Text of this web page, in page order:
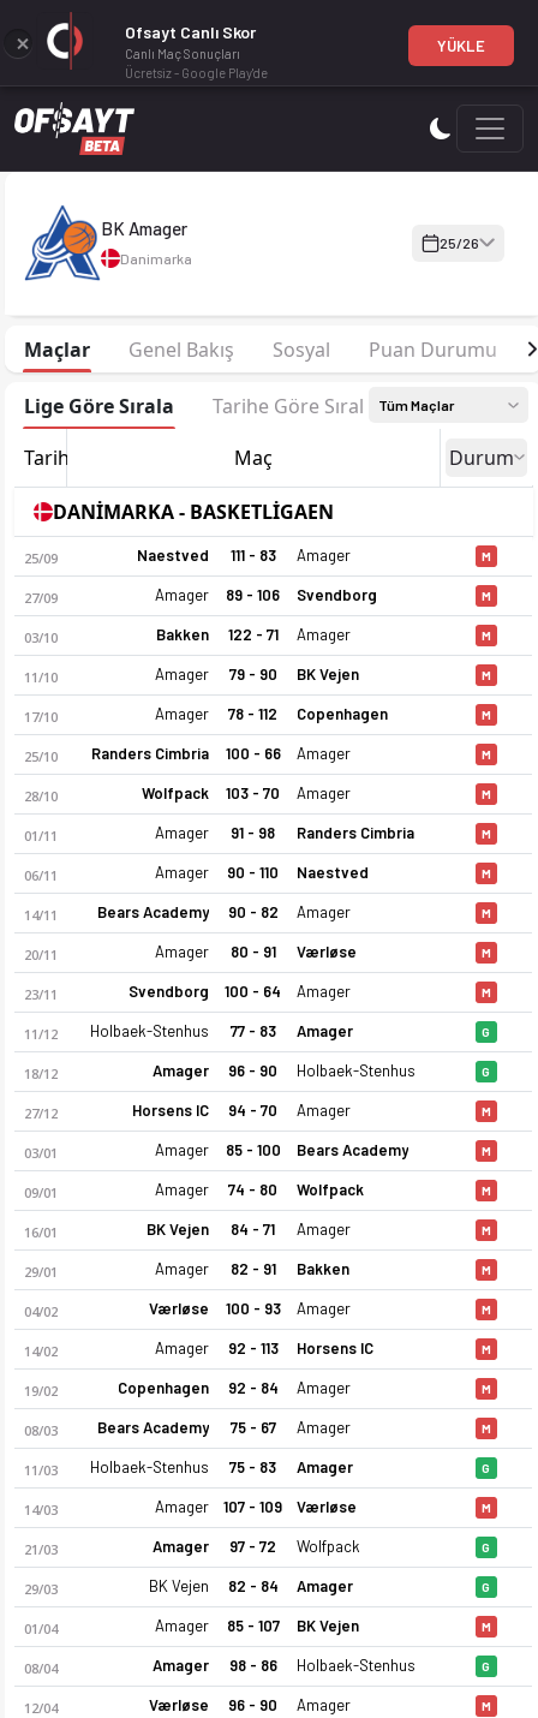
BK Amager 25-26 sezonu kadrosu, maç fikstürü, puan
BK Amager 25-26 sezonu kadrosu, maç fikstürü, puan
BK Amager
Danimarka
25/26
Maçlar Genel Bakış Sosyal Puan Durumu
Lige Göre Sırala Tarihe Göre Sırala Tüm Maçlar
Tarih Maç Durum
DANİMARKA - BASKETLİGAEN
25/09 Naestved 111 - 83 Amager M
27/09 Amager 89 - 106 Svendborg M
03/10 Bakken 122 - 71 Amager M
11/10 Amager 79 - 90 BK Vejen M
17/10 Amager 78 - 112 Copenhagen M
25/10 Randers Cimbria 100 - 66 Amager M
28/10 Wolfpack 103 - 70 Amager M
01/11 Amager 91 - 98 Randers Cimbria M
06/11 Amager 90 - 110 Naestved M
14/11 Bears Academy 90 - 82 Amager M
20/11 Amager 80 - 91 Værløse M
23/11 Svendborg 100 - 64 Amager M
11/12 Holbaek-Stenhus 77 - 83 Amager G
18/12 Amager 96 - 90 Holbaek-Stenhus G
27/12 Horsens IC 94 - 70 Amager M
03/01 Amager 85 - 100 Bears Academy M
09/01 Amager 74 - 80 Wolfpack M
16/01 BK Vejen 84 - 71 Amager M
29/01 Amager 82 - 91 Bakken M
04/02 Værløse 100 - 93 Amager M
14/02 Amager 92 - 113 Horsens IC M
19/02 Copenhagen 92 - 84 Amager M
08/03 Bears Academy 75 - 67 Amager M
11/03 Holbaek-Stenhus 75 - 83 Amager G
14/03 Amager 107 - 109 Værløse M
21/03 Amager 97 - 72 Wolfpack G
29/03 BK Vejen 82 - 84 Amager G
01/04 Amager 85 - 107 BK Vejen M
08/04 Amager 98 - 86 Holbaek-Stenhus G
12/04 Værløse 96 - 90 Amager M
Ofsayt Canlı Skor
Canlı Maç Sonuçları
Ücretsiz - Google Play'de
YÜKLE